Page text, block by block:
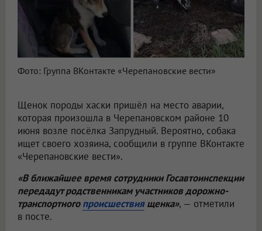
Фото: Группа ВКонтакте «Черепановские вести»
Щенок породы хаски пришёл на место аварии,
которая произошла в Черепановском районе 10
июня возле посёлка Запрудный. Вероятно, собака
ищет своего хозяина, сообщили в группе ВКонтакте
«Черепановские вести».
«В ближайшее время сотрудники Госавтоинспекции
передадут родственникам участников дорожно-
транспортногопроисшествиященка», — отметили
в посте.